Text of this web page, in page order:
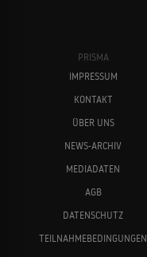
PRISMA
IMPRESSUM
KONTAKT
ÜBER UNS
NEWS-ARCHIV
MEDIADATEN
AGB
DATENSCHUTZ
TEILNAHMEBEDINGUNGEN